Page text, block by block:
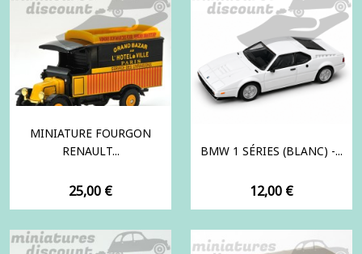
MINIATURE FOURGON
RENAULT...
Prix
25,00 €
BMW 1 SÉRIES (BLANC) -...
Prix
12,00 €